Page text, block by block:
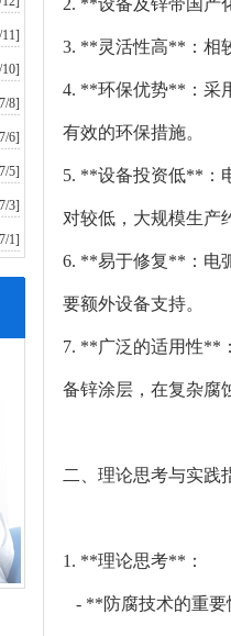
8]
6]
5]
3]
1]
2. **设备及锌带国产
3. **灵活性高**：相
4. **环保优势**：采
有效的环保措施。
5. **设备投资低**：
对较低，大规模生产
6. **易于修复**：电
要额外设备支持。
7. **广泛的适用性**
备锌涂层，在复杂腐
二、理论思考与实践
1. **理论思考**：
- **防腐技术的重要